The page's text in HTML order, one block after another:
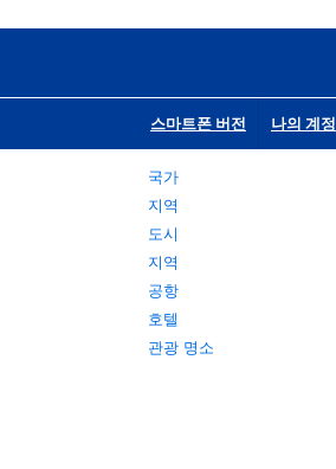
스마트폰 버전 나의 계정
국가
지역
도시
지역
공항
호텔
관광 명소